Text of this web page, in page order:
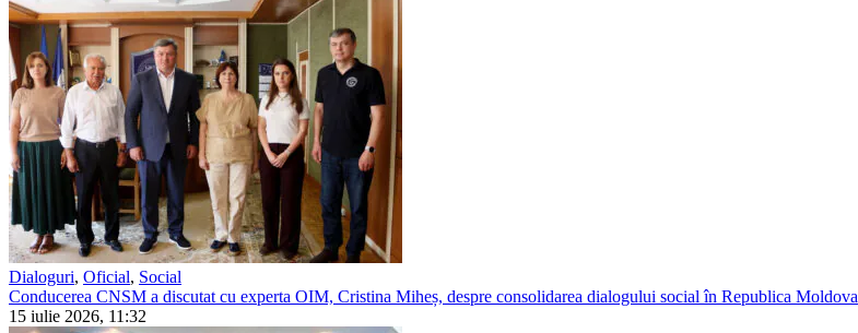
Dialoguri, Oficial, Social
Conducerea CNSM a discutat cu experta OIM, Cristina Miheș, despre consolidarea dialogului social în Republica Moldova
15 iulie 2026, 11:32